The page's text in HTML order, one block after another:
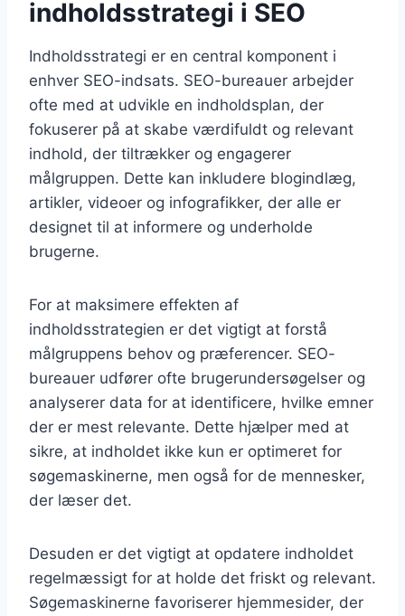
indholdsstrategi i SEO
Indholdsstrategi er en central komponent i
enhver SEO-indsats. SEO-bureauer arbejder
ofte med at udvikle en indholdsplan, der
fokuserer på at skabe værdifuldt og relevant
indhold, der tiltrækker og engagerer
målgruppen. Dette kan inkludere blogindlæg,
artikler, videoer og infografikker, der alle er
designet til at informere og underholde
brugerne.
For at maksimere effekten af
indholdsstrategien er det vigtigt at forstå
målgruppens behov og præferencer. SEO-
bureauer udfører ofte brugerundersøgelser og
analyserer data for at identificere, hvilke emner
der er mest relevante. Dette hjælper med at
sikre, at indholdet ikke kun er optimeret for
søgemaskinerne, men også for de mennesker,
der læser det.
Desuden er det vigtigt at opdatere indholdet
regelmæssigt for at holde det friskt og relevant.
Søgemaskinerne favoriserer hjemmesider, der